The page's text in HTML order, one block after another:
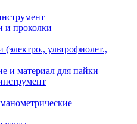
и проколки
(электро., ультрофиолет.,
и материал для пайки